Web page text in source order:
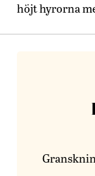
höjt hyrorna